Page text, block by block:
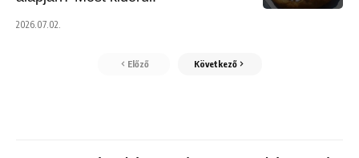
2026.07.02.
Előző Következő